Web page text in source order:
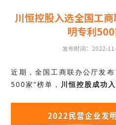
川恒控股入选全国工
明专利
发布时间：2022-
近期，全国工商联办公厅发
500家”榜单， 川恒控股成功